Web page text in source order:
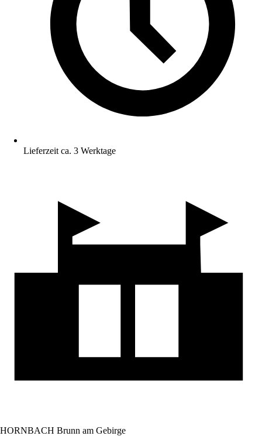
Lieferzeit ca. 3 Werktage
HORNBACH Brunn am Gebirge